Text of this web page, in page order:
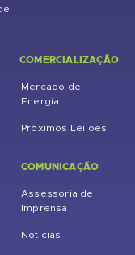
COMERCIALIZAÇÃO
Mercado de
Energia
Próximos Leilões
COMUNICAÇÃO
Assessoria de
Imprensa
Notícias